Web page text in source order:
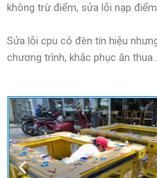
không trừ điểm, sửa lỗi nạp
Sửa lỗi cpu có đèn tín hiệu
chương trình, khắc phục ăn thua…